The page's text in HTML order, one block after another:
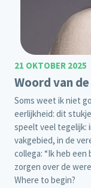
21 OKTOBER 2025
Woord van
Soms weet ik niet
eerlijkheid: dit
speelt veel tegelijk:
vakgebied, in de
collega: “Ik heb
zorgen over de
Where to begin?